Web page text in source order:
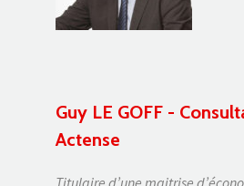
Guy LE GOFF -
Actense